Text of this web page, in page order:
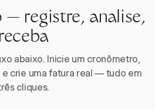
— registre, analise,
receba
abaixo. Inicie um cronômetro,
crie uma fatura real — tudo em
cliques.